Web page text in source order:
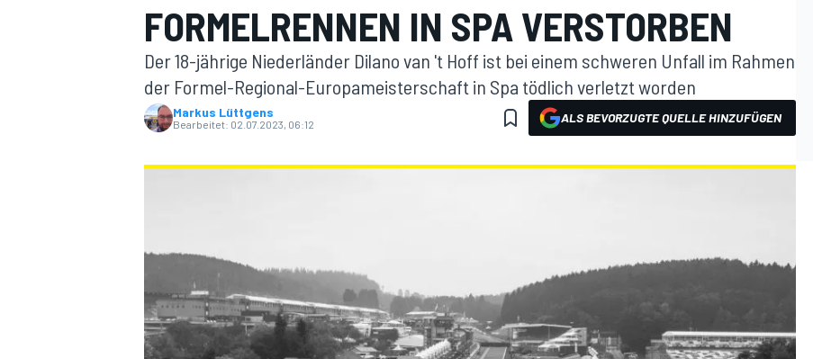
FORMELRENNEN IN SPA VERSTORBEN
Der 18-jährige Niederländer Dilano van 't Hoff ist bei einem schweren Unfall im Rahmen
der Formel-Regional-Europameisterschaft in Spa tödlich verletzt worden
Markus Lüttgens
Bearbeitet: 02.07.2023, 06:12 ALS BEVORZUGTE QUELLE HINZUFÜGEN